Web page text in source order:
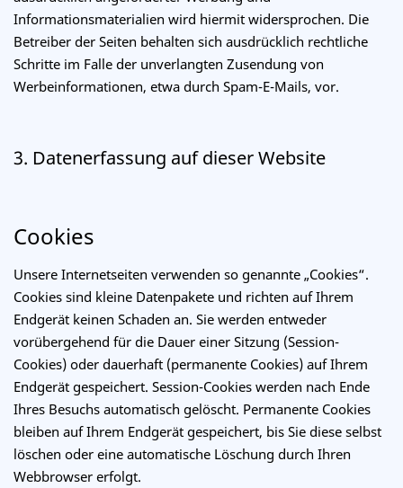
Informationsmaterialien wird hiermit widersprochen. Die
Betreiber der Seiten behalten sich ausdrücklich rechtliche
Schritte im Falle der unverlangten Zusendung von
Werbeinformationen, etwa durch Spam-E-Mails, vor.
3. Datenerfassung auf dieser Website
Cookies
Unsere Internetseiten verwenden so genannte „Cookies“.
Cookies sind kleine Datenpakete und richten auf Ihrem
Endgerät keinen Schaden an. Sie werden entweder
vorübergehend für die Dauer einer Sitzung (Session-
Cookies) oder dauerhaft (permanente Cookies) auf Ihrem
Endgerät gespeichert. Session-Cookies werden nach Ende
Ihres Besuchs automatisch gelöscht. Permanente Cookies
bleiben auf Ihrem Endgerät gespeichert, bis Sie diese selbst
löschen oder eine automatische Löschung durch Ihren
Webbrowser erfolgt.